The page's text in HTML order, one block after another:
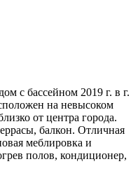
с бассейном 2019 г. в г.
на невысоком
от центра города.
балкон. Отличная
меблировка и
полов, кондиционер,